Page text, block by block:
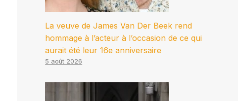
La veuve de James Van Der Beek rend
hommage à l’acteur à l’occasion de ce qui
aurait été leur 16e anniversaire
5 août 2026